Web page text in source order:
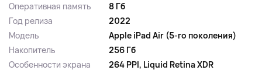
Оперативная память
8 Гб
Год релиза
2022
Модель
Apple iPad Air (5-го поколения)
Накопитель
256 Гб
Особенности экрана
264 PPI, Liquid Retina XDR